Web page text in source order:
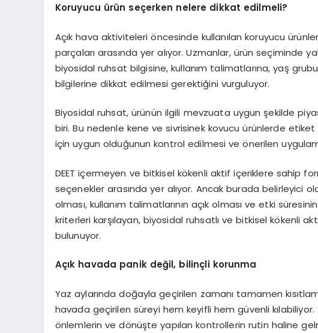
Koruyucu ürün seçerken nelere dikkat edilmeli?
Açık hava aktiviteleri öncesinde kullanılan koruyucu
parçaları arasında yer alıyor. Uzmanlar, ürün seçiminde
biyosidal ruhsat bilgisine, kullanım talimatlarına, yaş
bilgilerine dikkat edilmesi gerektiğini vurguluyor.
Biyosidal ruhsat, ürünün ilgili mevzuata uygun şekilde
biri. Bu nedenle kene ve sivrisinek kovucu ürünlerde
için uygun olduğunun kontrol edilmesi ve önerilen
DEET içermeyen ve bitkisel kökenli aktif içeriklere sahip
seçenekler arasında yer alıyor. Ancak burada belirleyici
olması, kullanım talimatlarının açık olması ve etki
kriterleri karşılayan, biyosidal ruhsatlı ve bitkisel kökenli
bulunuyor.
Açık havada panik değil, bilinçli korunma
Yaz aylarında doğayla geçirilen zamanı tamamen
havada geçirilen süreyi hem keyifli hem güvenli kılabiliyor.
önlemlerin ve dönüşte yapılan kontrollerin rutin haline